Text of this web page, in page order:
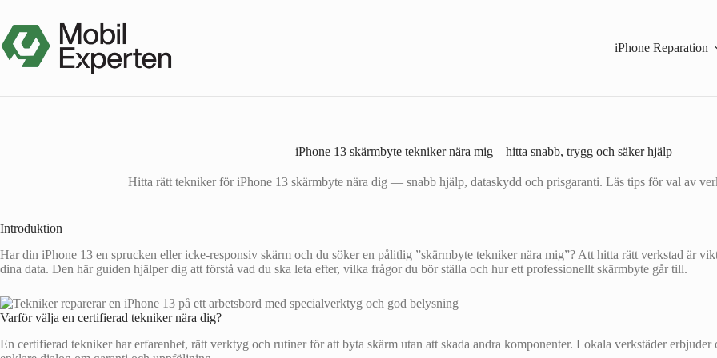
innehåll
iPhone Reparation
iPhone 13 skärmbyte tekniker nära mig – hitta snabb, trygg och säker hjälp
Hitta rätt tekniker för iPhone 13 skärmbyte nära dig — snabb hjälp, dataskydd och prisgaranti. Läs tips för val av
Introduktion
Har din iPhone 13 en sprucken eller icke-responsiv skärm och du söker en pålitlig ”skärmbyte tekniker nära mig”? Att hitta rätt verkstad är
dina data. Den här guiden hjälper dig att förstå vad du ska leta efter, vilka frågor du bör ställa och hur ett professionellt skärmbyte går till.
Varför välja en certifierad tekniker nära dig?
En certifierad tekniker har erfarenhet, rätt verktyg och rutiner för att byta skärm utan att skada andra komponenter. Lokala verkstäder